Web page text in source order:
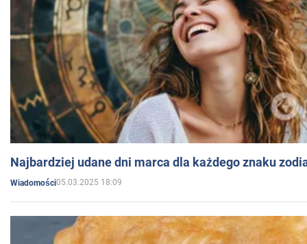
Najbardziej udane dni marca dla każdego znaku
Wiadomości05.03.2025 18:09